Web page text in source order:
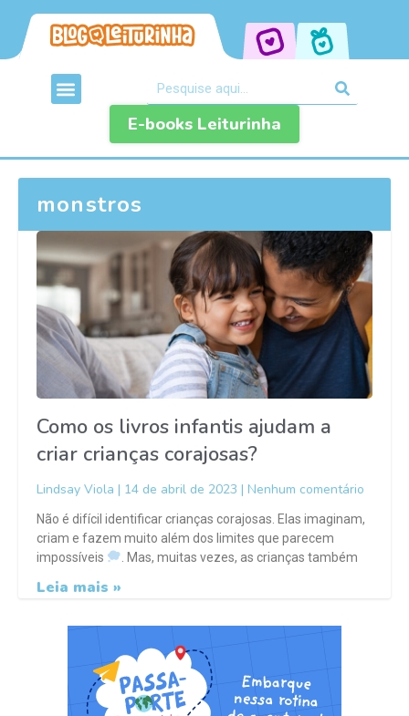
E-books Leiturinha
monstros
Como os livros infantis ajudam a
criar crianças corajosas?
Lindsay Viola 14 de abril de 2023 Nenhum comentário
Não é difícil identificar crianças corajosas. Elas imaginam,
criam e fazem muito além dos limites que parecem
impossíveis
. Mas, muitas vezes, as crianças também
Leia mais »